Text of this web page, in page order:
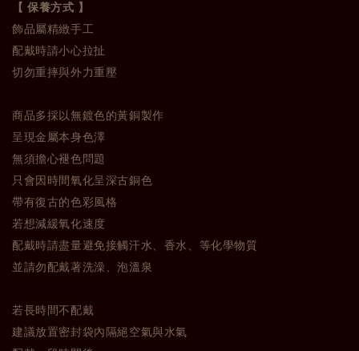
【 保養方式 】
飾品屬精緻手工
配戴時請小心拉扯
切勿重摔與外力重壓
商品多採以無鍍色的黃銅製作
呈現金屬本身色澤
無須擔心褪色問題
只會因時間氧化呈深古銅色
帶有復古的色彩風格
若想減緩氧化速度
配戴時請盡量避免接觸汗水、香水、等化學物質
並請勿配戴著洗澡、泡溫泉
若長時間不配戴
建議放置密封袋內隔絕空氣與水氣